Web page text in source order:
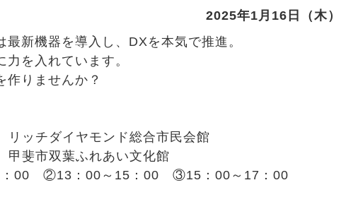
2025年1月16日（木）
最新機器を導入し、DXを本気で推進。
を入れています。
作りませんか？
リッチダイヤモンド総合市民会館
甲斐市双葉ふれあい文化館
00 ②13：00～15：00 ③15：00～17：00